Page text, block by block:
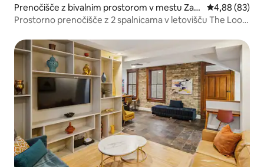
Prenočišče z bivalnim prostorom v mestu Zan
ka
Povprečna
4,88 (83)
Prostorno prenočišče z 2 spalnicama v letovišču The Loop